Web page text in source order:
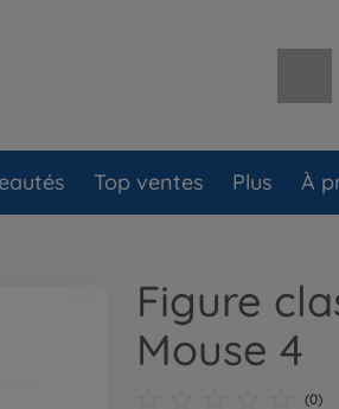
Top ventes Plus À
Figure
Mouse 4
(0)